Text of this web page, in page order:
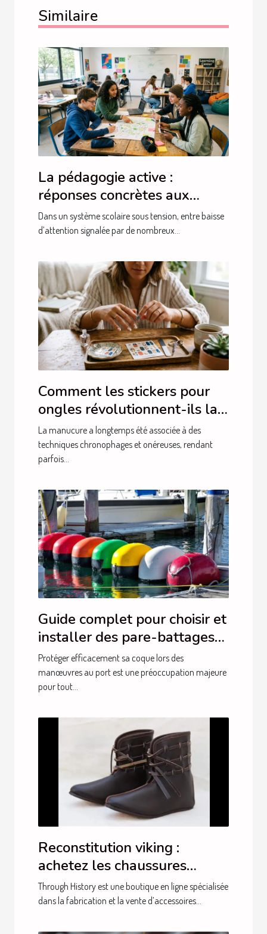
Similaire
La pédagogie active :
réponses concrètes aux
besoins actuels des élèves
Dans un système scolaire sous tension, entre baisse
d’attention signalée par de nombreux...
Comment les stickers pour
ongles révolutionnent-ils la
manucure ?
La manucure a longtemps été associée à des
techniques chronophages et onéreuses, rendant
parfois...
Guide complet pour choisir et
installer des pare-battages
efficacement
Protéger efficacement sa coque lors des
manœuvres au port est une préoccupation majeure
pour tout...
Reconstitution viking :
achetez les chaussures
auprès de Through History !
Through History est une boutique en ligne spécialisée
dans la fabrication et la vente d’accessoires...